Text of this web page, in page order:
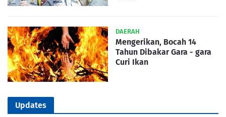
DAERAH
Mengerikan, Bocah 14
Tahun Dibakar Gara - gara
Curi Ikan
Updates